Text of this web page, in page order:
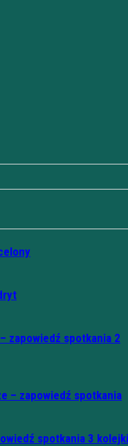
zapowiedź spotkania 2
– zapowiedź spotkania
spotkania 3 kolejki